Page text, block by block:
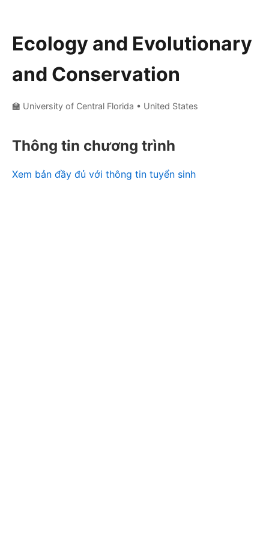
Ecology and Evolutionary
and Conservation
🏫 University of Central Florida • United States
Thông tin chương trình
Xem bản đầy đủ với thông tin tuyển sinh